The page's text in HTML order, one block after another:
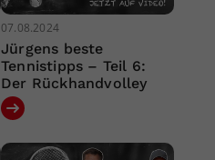
07.08.2024
Jürgens beste
Tennistipps – Teil 6:
Der Rückhandvolley